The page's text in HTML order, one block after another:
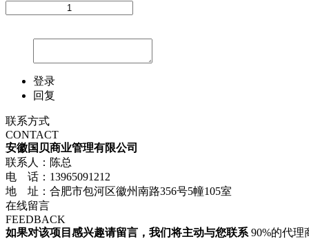
登录
回复
联系方式
CONTACT
安徽国贝商业管理有限公司
联系人：陈总
电 话：13965091212
地 址：合肥市包河区徽州南路356号5幢105室
在线留言
FEEDBACK
如果对该项目感兴趣请留言 ，我们将主动与您联系 90%的代理